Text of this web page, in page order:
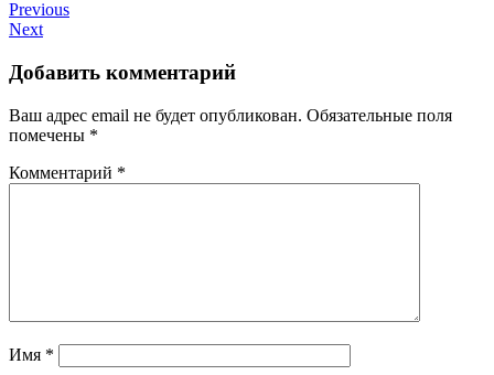
Previous
Next
Добавить комментарий
Ваш адрес email не будет опубликован. Обязательные поля
помечены *
Комментарий *
Имя *